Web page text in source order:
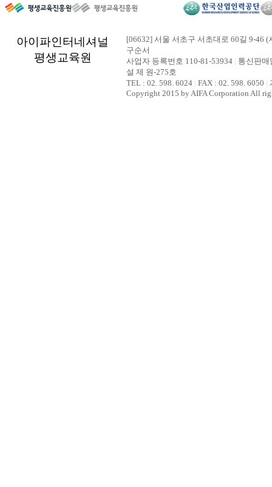
아이파인터네셔널
평생교육원
[06632] 서울 서초구 서초대로 60길 9-46
구순서
사업자 등록번호 110-81-53934
통신판
설 제 원-275호
TEL : 02. 598. 6024 FAX : 02. 598. 6050
Copyright 2015 by AIFA Corporation All